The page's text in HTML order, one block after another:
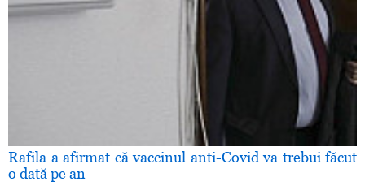
Rafila a afirmat că vaccinul anti-Covid va trebui făcut
o dată pe an